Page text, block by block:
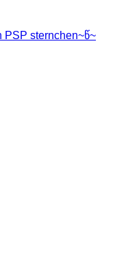
PSP sternchen~წ~